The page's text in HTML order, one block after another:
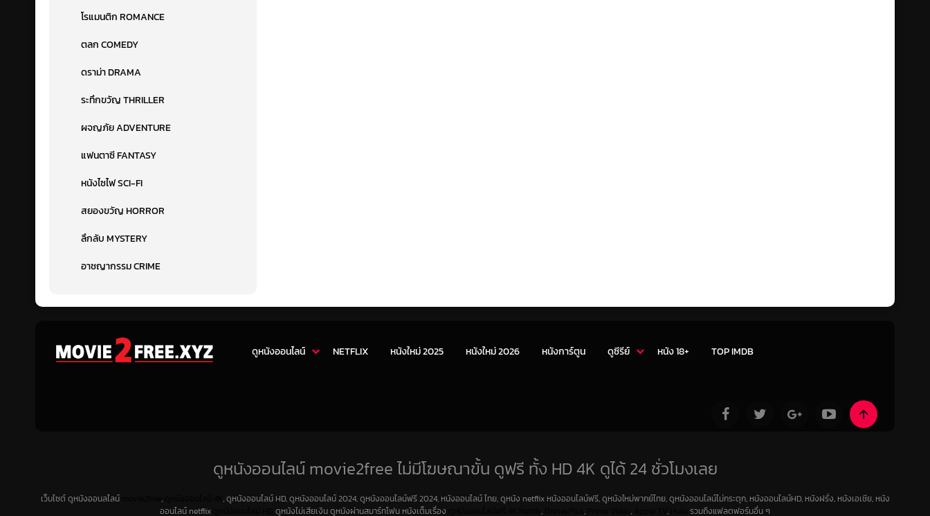
โรแมนติก ROMANCE
ตลก COMEDY
ดราม่า DRAMA
ระทึกขวัญ THRILLER
ผจญภัย ADVENTURE
แฟนตาซี FANTASY
หนังไซไฟ SCI-FI
สยองขวัญ HORROR
ลึกลับ MYSTERY
อาชญากรรม CRIME
ดูหนังออนไลน์ NETFLIX หนังใหม่ 2025 หนังใหม่ 2026 หนังการ์ตูน ดูซีรีย์ หนัง 18+ TOP IMDB
ดูหนังออนไลน์ movie2free ไม่มีโฆษณาขั้น ดูฟรี ทั้ง HD 4K ดูได้ 24 ชั่วโมงเลย
เว็บไซต์ ดูหนังออนลไลน์ ,
, ดูหนังออนไลน์ HD, ดูหนังออนไลน์ 2024, ดูหนังออนไลน์ฟรี 2024, หนังออนไลน์ ไทย, ดูหนัง netflix หนังออนไลน์ฟรี, ดูหนังใหม่พากย์ไทย, ดูหนังออนไลน์ไม่กระตุก, หนังออนไลน์HD, หนังฝรั่ง, หนังเอเชีย, หนัง
ออนไลน์ netflix
ดูหนังไม่เสียเงิน ดูหนังผ่านสมาร์ทโฟน หนังเต็มเรื่อง , , , , รวมถึงแฟลตฟอร์มอื่น ๆ